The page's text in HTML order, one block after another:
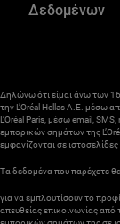
Δεδομένων
Δηλώνω ότι είμαι άνω των
την L’Oréal Hellas A.E. μέσω
L’Oréal Paris, μέσω email,
εμπορικών σημάτων της
εμφανίζονται σε
Τα δεδομένα που παρέχετε θα
για να εμπλουτίσουν το
απευθείας επικοινωνίας